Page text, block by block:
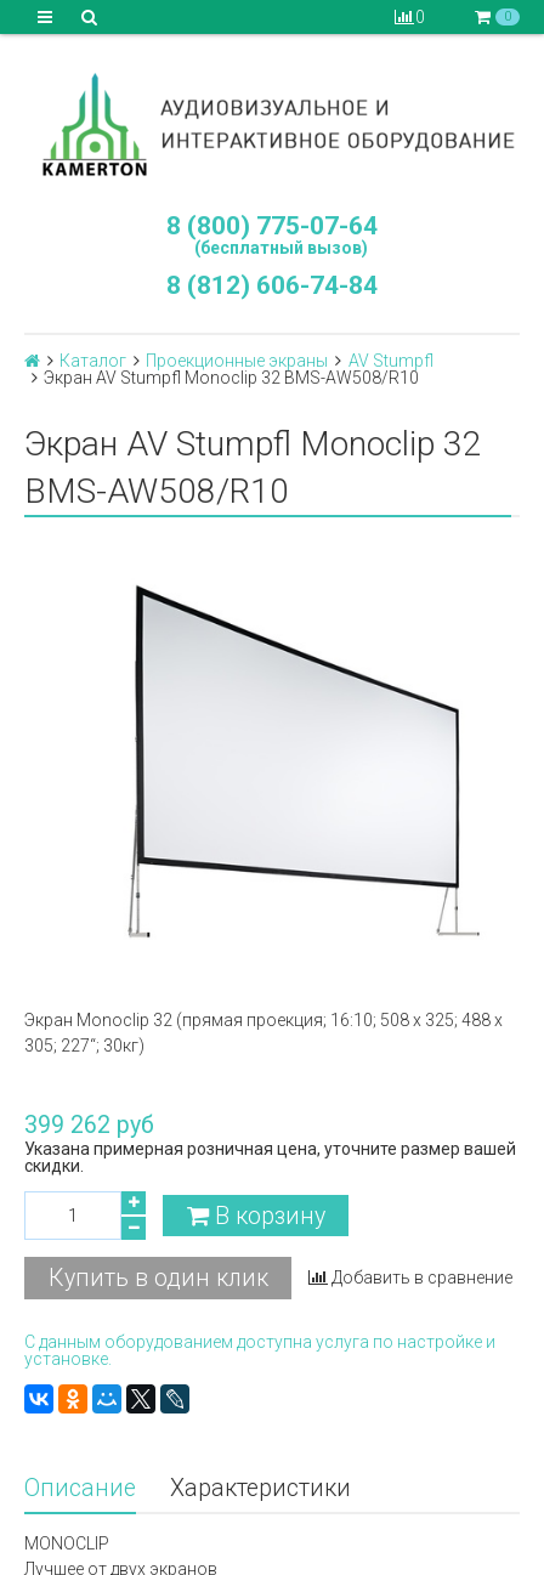
0 0
8 (800) 775-07-64
(бесплатный вызов)
8 (812) 606-74-84
Каталог Проекционные экраны
AV Stumpfl
Экран AV Stumpfl Monoclip 32 BMS-AW508/R10
Экран AV Stumpfl Monoclip 32
BMS-AW508/R10
Экран Monoclip 32 (прямая проекция; 16:10; 508 x 325; 488 x
305; 227“; 30кг)
399 262 руб
Указана примерная розничная цена, уточните размер вашей
скидки.
В корзину
Купить в один клик Добавить в сравнение
С данным оборудованием доступна услуга по настройке и
установке.
Описание Характеристики
MONOCLIP
Лучшее от двух экранов